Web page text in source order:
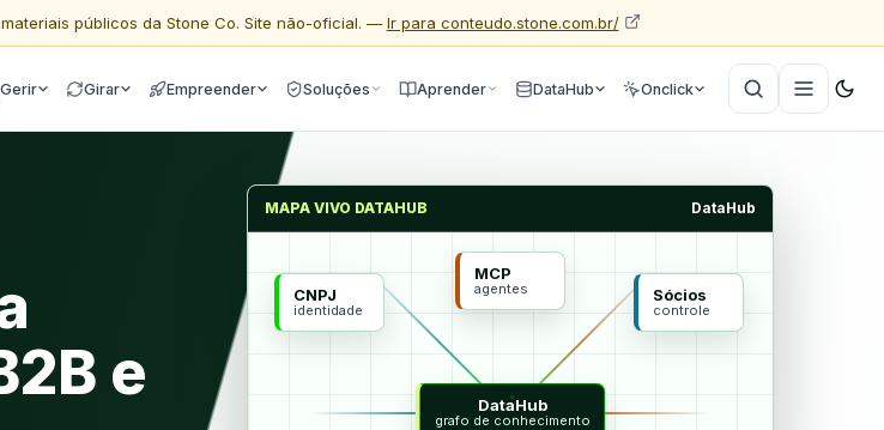
públicos da Stone Co. Site não-oficial. — Ir para conteudo.stone.com.br/
Gerir Girar Empreender Soluções Aprender DataHub Onclick
e
MAPA VIVO DATAHUB DataHub
CNPJ
identidade
Sócios
controle
MCP
agentes
DataHub
grafo de conhecimento